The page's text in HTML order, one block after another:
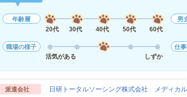
年齢層
20代
30代 40代 50代 60代
男
職場の様子
活気がある
しずか
仕
派遣会社 日研トータルソーシング株式会社 メディカ